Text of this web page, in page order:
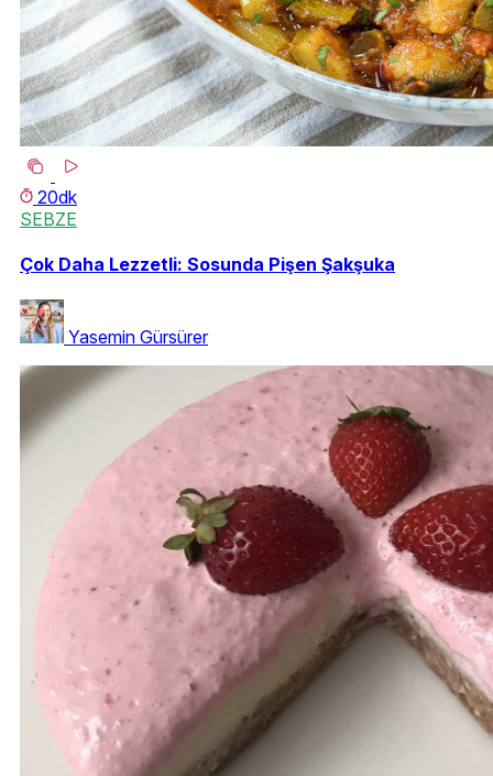
20dk
SEBZE
Çok Daha Lezzetli: Sosunda Pişen Şakşuka
Yasemin Gürsürer